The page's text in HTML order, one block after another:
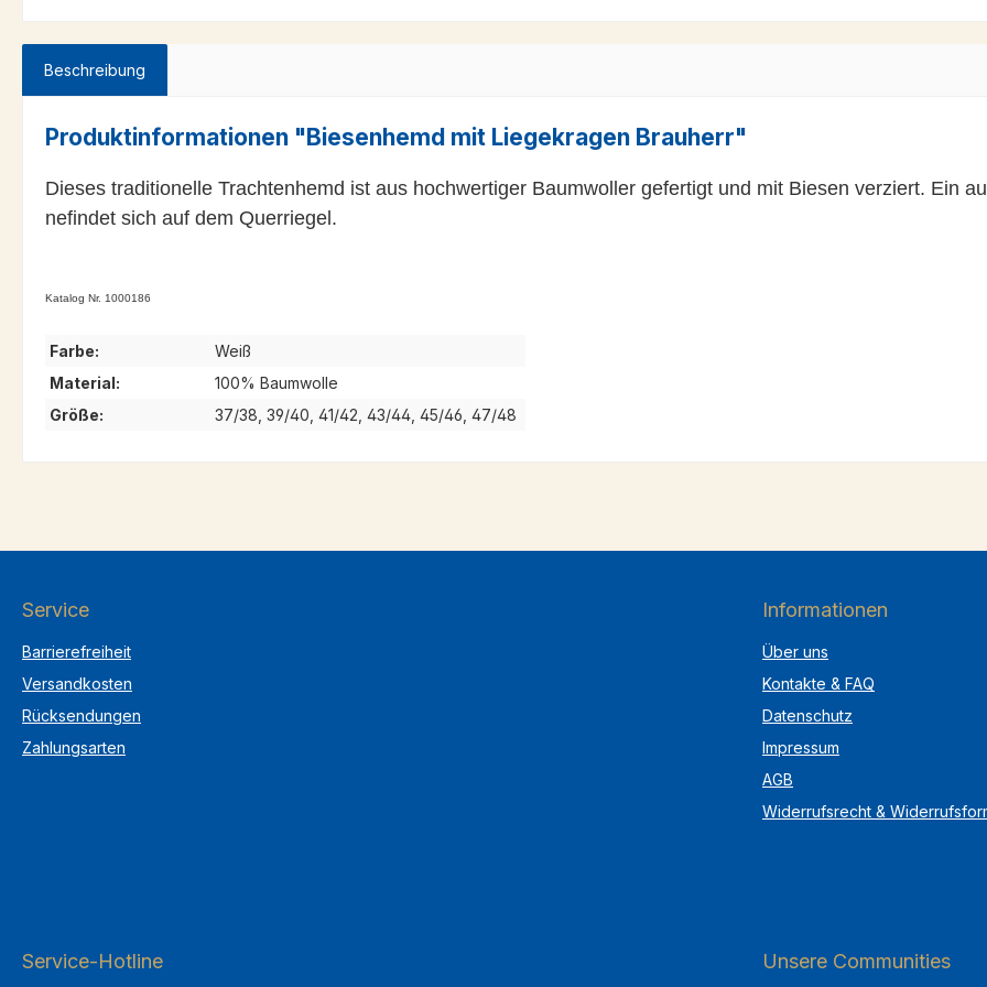
Beschreibung
Produktinformationen "Biesenhemd mit Liegekragen Brauherr"
Dieses traditionelle Trachtenhemd ist aus hochwertiger Baumwoller gefertigt und mit Biesen verziert. Ein
nefindet sich auf dem Querriegel.
Katalog Nr. 1000186
Farbe:
Weiß
Material:
100% Baumwolle
Größe:
37/38, 39/40, 41/42, 43/44, 45/46, 47/48
Service
Barrierefreiheit
Versandkosten
Rücksendungen
Zahlungsarten
Informationen
Über uns
Kontakte & FAQ
Datenschutz
Impressum
AGB
Widerrufsrecht &
Service-Hotline Unsere Communities